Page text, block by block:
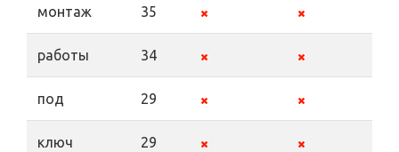
монтаж 35
работы 34
под 29
ключ 29